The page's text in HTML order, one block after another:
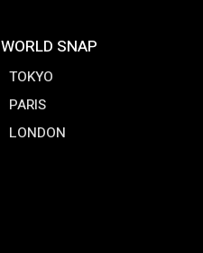
WORLD SNAP
TOKYO
PARIS
LONDON